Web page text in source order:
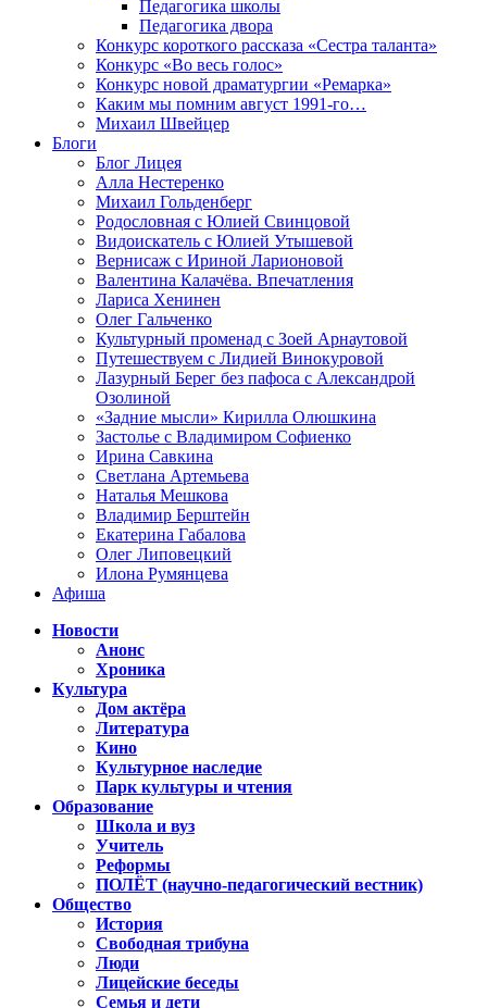
Педагогика школы
Педагогика двора
Конкурс короткого рассказа «Сестра таланта»
Конкурс «Во весь голос»
Конкурс новой драматургии «Ремарка»
Каким мы помним август 1991-го…
Михаил Швейцер
Блоги
Блог Лицея
Алла Нестеренко
Михаил Гольденберг
Родословная с Юлией Свинцовой
Видоискатель с Юлией Утышевой
Вернисаж с Ириной Ларионовой
Валентина Калачёва. Впечатления
Лариса Хенинен
Олег Гальченко
Культурный променад с Зоей Арнаутовой
Путешествуем с Лидией Винокуровой
Лазурный Берег без пафоса с Александрой
Озолиной
«Задние мысли» Кирилла Олюшкина
Застолье с Владимиром Софиенко
Ирина Савкина
Светлана Артемьева
Наталья Мешкова
Владимир Берштейн
Екатерина Габалова
Олег Липовецкий
Илона Румянцева
Афиша
Новости
Анонс
Хроника
Культура
Дом актёра
Литература
Кино
Культурное наследие
Парк культуры и чтения
Образование
Школа и вуз
Учитель
Реформы
ПОЛЁТ (научно-педагогический вестник)
Общество
История
Свободная трибуна
Люди
Лицейские беседы
Семья и дети